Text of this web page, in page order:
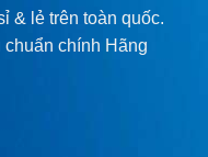
& lẻ trên toàn quốc.
chuẩn chính Hãng